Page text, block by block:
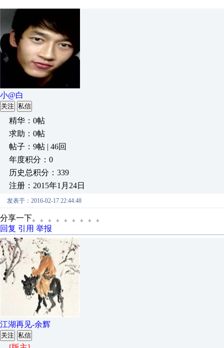
小@白
关注 私信
精华：0帖
求助：0帖
帖子：9帖 | 46回
年度积分：0
历史总积分：339
注册：2015年1月24日
发表于：2016-02-17 22:44:48
分享一下。。。。。。。。。
回复 引用 举报
江湖再见-余辉
关注 私信